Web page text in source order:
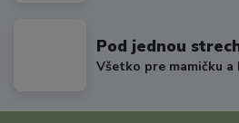
Pod jednou
Všetko pre mamičku